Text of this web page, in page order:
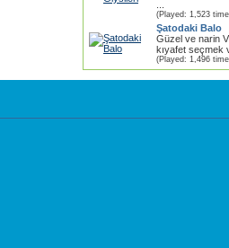
(Played: 1,523
Şatodaki Balo
Güzel ve narin
kıyafet seçmek
(Played: 1,496